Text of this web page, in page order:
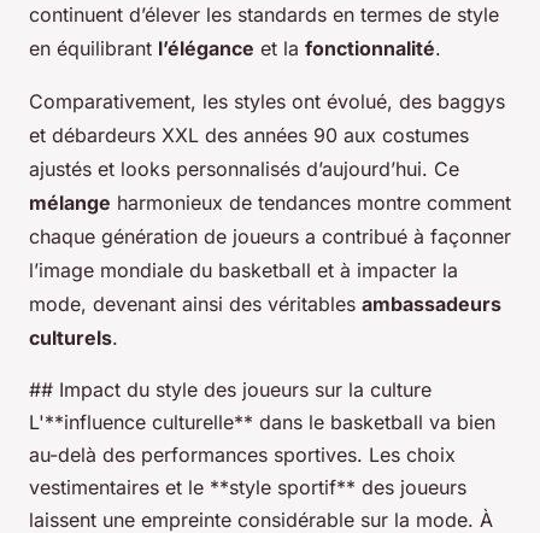
continuent d’élever les standards en termes de style
en équilibrant l’élégance et la fonctionnalité.
Comparativement, les styles ont évolué, des baggys
et débardeurs XXL des années 90 aux costumes
ajustés et looks personnalisés d’aujourd’hui. Ce
mélange harmonieux de tendances montre comment
chaque génération de joueurs a contribué à façonner
l’image mondiale du basketball et à impacter la
mode, devenant ainsi des véritables ambassadeurs
culturels.
## Impact du style des joueurs sur la culture
L'**influence culturelle** dans le basketball va bien
au-delà des performances sportives. Les choix
vestimentaires et le **style sportif** des joueurs
laissent une empreinte considérable sur la mode. À